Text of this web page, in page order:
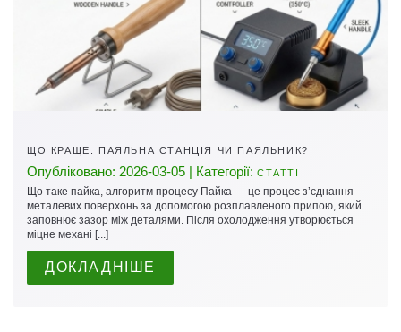
ЩО КРАЩЕ: ПАЯЛЬНА СТАНЦІЯ ЧИ ПАЯЛЬНИК?
Опубліковано: 2026-03-05 | Категорії: СТАТТІ
Що таке пайка, алгоритм процесу Пайка — це процес з’єднання
металевих поверхонь за допомогою розплавленого припою, який
заповнює зазор між деталями. Після охолодження утворюється
міцне механі [...]
ДОКЛАДНІШЕ